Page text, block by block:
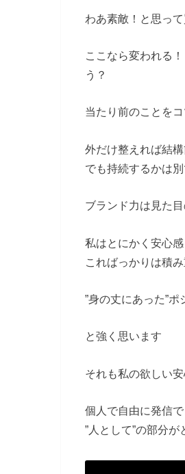
わあ素敵！と思っ
ここなら変われる
う？
当たり前のことを
外だけ整えれば結
でも持続するかは
ブランド力は見た
私はとにかく安心
こればっかりは積
”身の丈にあった”
と強く思います
それも私の欲しい
個人で自由に発信
”人として”の部分